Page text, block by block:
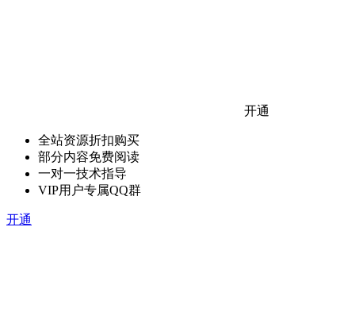
开通
全站资源折扣购买
部分内容免费阅读
一对一技术指导
VIP用户专属QQ群
开通